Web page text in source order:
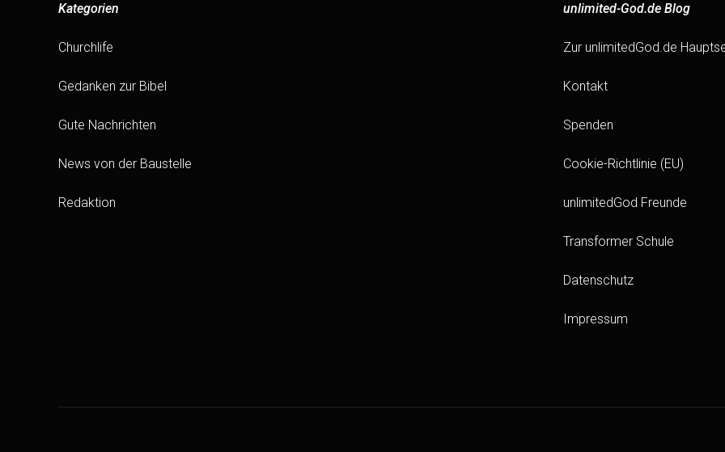
Kategorien
Churchlife
Gedanken zur Bibel
Gute Nachrichten
News von der Baustelle
Redaktion
unlimited-God.de Blog
Zur unlimitedGod.de
Kontakt
Spenden
Cookie-Richtlinie (EU)
unlimitedGod Freunde
Transformer Schule
Datenschutz
Impressum